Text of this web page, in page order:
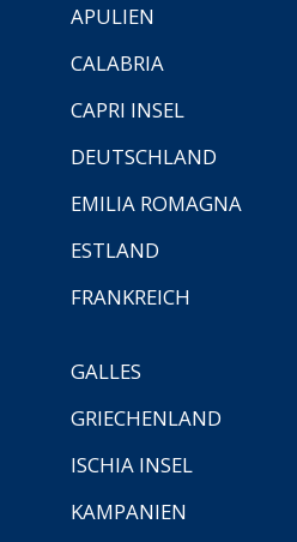
APULIEN
CALABRIA
CAPRI INSEL
DEUTSCHLAND
EMILIA ROMAGNA
ESTLAND
FRANKREICH
GALLES
GRIECHENLAND
ISCHIA INSEL
KAMPANIEN